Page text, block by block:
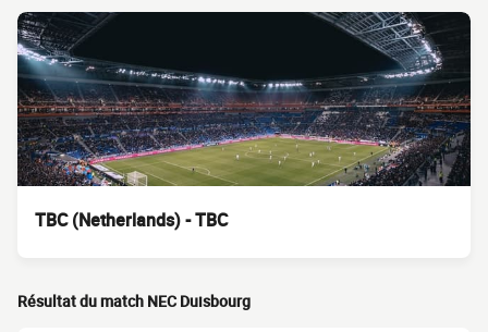
TBC (Netherlands) - TBC
Résultat du match NEC Duisbourg